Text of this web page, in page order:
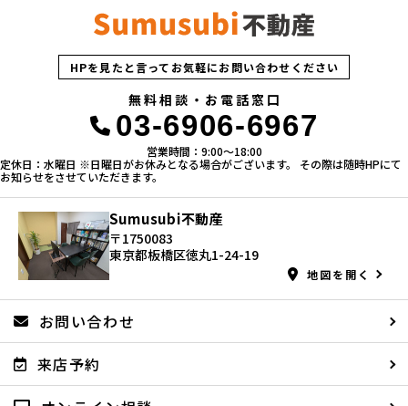
HPを見たと言ってお気軽にお問い合わせください
無料相談・お電話窓口
03-6906-6967
営業時間：9:00〜18:00
定休日：水曜日 ※日曜日がお休みとなる場合がございます。 その際は随時HPにて
お知らせをさせていただきます。
Sumusubi不動産
〒1750083
東京都板橋区徳丸1-24-19
地図を開く
お問い合わせ
来店予約